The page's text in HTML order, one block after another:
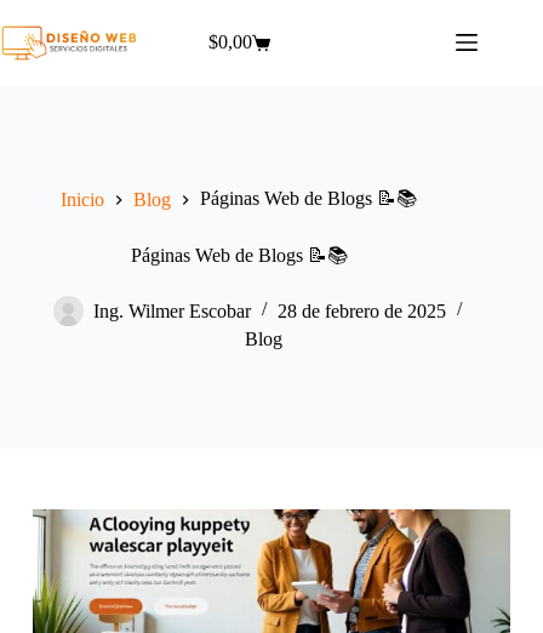
al
contenido
Carro
$0,00
Inicio Blog Páginas Web de Blogs 📝📚
Páginas Web de Blogs 📝📚
Ing. Wilmer Escobar
28 de febrero de 2025
Blog